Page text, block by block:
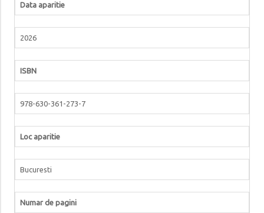
Data aparitie
2026
ISBN
978-630-361-273-7
Loc aparitie
Bucuresti
Numar de pagini